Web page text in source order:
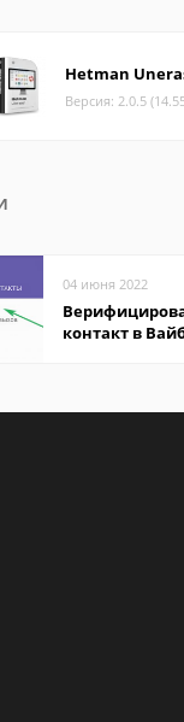
Hetman
Версия: 2.0.5
04 июня 2022
контакт в